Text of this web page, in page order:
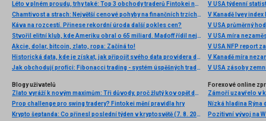
Léto v plném proudu, trhy také: Top 3 obchody traderů Fintokei na indexech a zlatě
Chamtivost a strach: Největší cenové pohyby na finančních trzích (červenec 2026)
Káva na rozcestí. Přinese rekordní úroda další pokles cen?
Stvořil elitní klub, kde Ameriku obral o 65 miliard. Madoff řídil největší Ponzi dějin
Akcie, dolar, bitcoin, zlato, ropa: Začíná to!
Historická data, kde je získat, jak připojit svého data providera do MultiCharts a proč je budeme potřebovat? (4. díl)
Jak obchodují profíci: Fibonacci trading - systém úspěšných traderů
V USA týdenní
V Kanadě Ivey index
V USA průměrný
V USA míra
V USA NFP report
V Kanadě míra
V USA zásoby
Blogy uživatelů
Zlato vyráží k novým maximům: Tři důvody, proč žlutý kov opět dominuje
Prop challenge pro swing tradery? Fintokei mění pravidla hry
Krypto šeptanda: Co přinesl poslední týden v kryptosvětě (7. 8. 2026)
Forexové online
Nízká hladina
Pozitivní vývoj na